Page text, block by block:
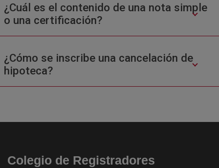
¿Cuál es el contenido de una nota simple
o una certificación?
¿Cómo se inscribe una cancelación de
hipoteca?
Colegio de Registradores